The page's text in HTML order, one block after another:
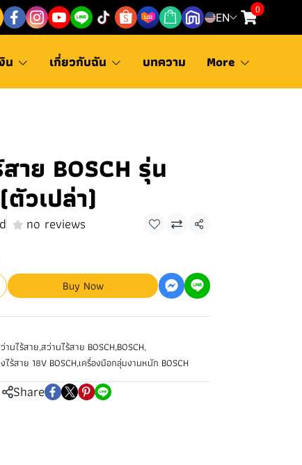
EN
0
น เกี่ยวกับฉัน บทความ More
าย BOSCH รุ่น
วเปล่า)
no reviews Share
Buy Now
านไร้สาย,สว่านไร้สาย BOSCH,BOSCH,
ร้สาย 18V BOSCH,เครื่องมือกลุ่มงานหนัก BOSCH
Share